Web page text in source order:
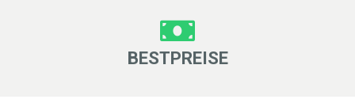
BESTPREISE